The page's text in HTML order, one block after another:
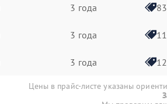
3 года
3 года
3 года
Цены в прайс-листе указаны